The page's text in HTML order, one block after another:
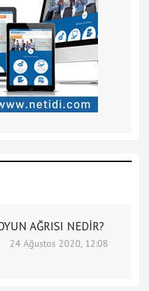
AĞRISI NEDİR?
24 Ağustos 2020, 12:08